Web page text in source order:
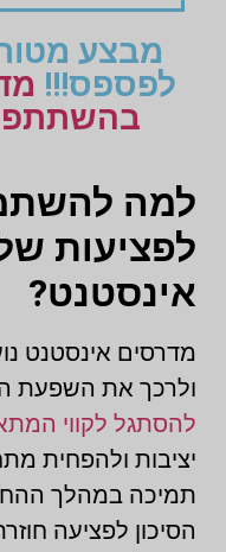
מבצע
לפספס!!!
למה
לפציעות
אינסטנט?
מדרסים אינסטנט
ולרכך את השפעת
להסתגל לקווי
יציבות ולהפחית
תמיכה במהלך
הסיכון לפציעה